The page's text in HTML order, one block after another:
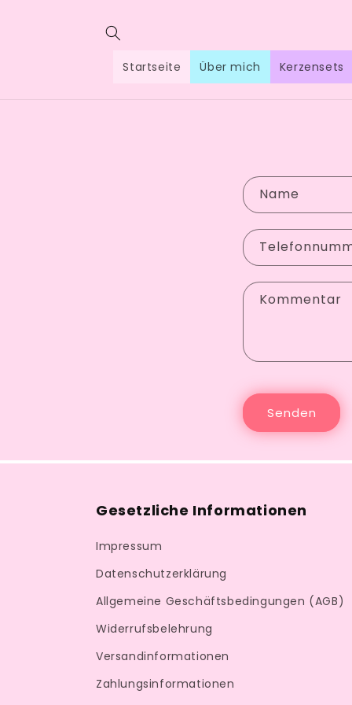
Startseite Über mich Kerzensets
Name
Kommentar
Senden
Gesetzliche Informationen
Impressum
Datenschutzerklärung
Allgemeine Geschäftsbedingungen (AGB)
Widerrufsbelehrung
Versandinformationen
Zahlungsinformationen